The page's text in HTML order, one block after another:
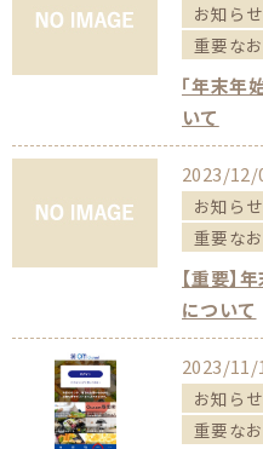
お知らせ
重要な
「年末年
いて
2023/12/
お知らせ
重要な
【重要】
について
2023/11/
お知らせ
重要な